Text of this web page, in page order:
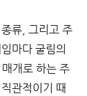
류 그리고 주
마다 굴림의
매개로 하는 주
관적이기 때